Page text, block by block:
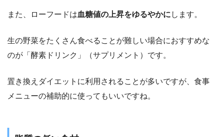
また、ローフードは血糖値の上昇をゆるやかに します。
生の野菜をたくさん食べることが難しい場合におすすめな
のが「酵素ドリンク」（サプリメント）です。
置き換えダイエットに利用されることが多いですが、食事
メニューの補助的に使ってもいいですね。